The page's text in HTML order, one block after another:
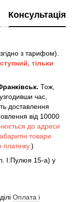
Консультація
з тарифом).
тільки
Тож,
час,
доставлення
від 10000
до адреси
товари
платежу.)
І.Пулюя 15-а) у
Оплата і